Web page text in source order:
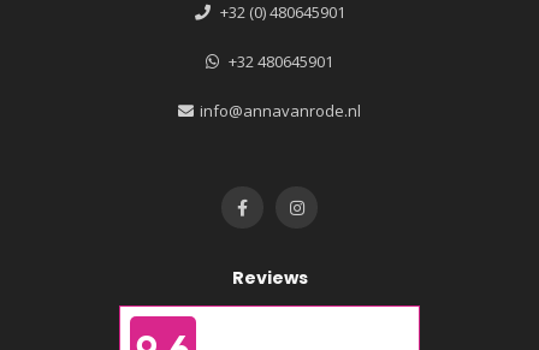
+32 (0) 480645901
+32 480645901
info@annavanrode.nl
Reviews